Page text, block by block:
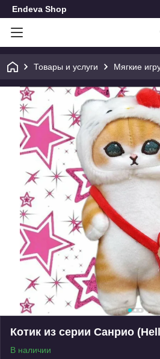
Endeva Shop
Товары и услуги Мягкие
Котик из серии Санрио
В наличии